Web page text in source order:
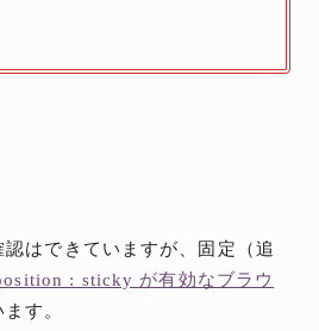
はできていますが、固定（追
: sticky が有効なブラウ
す。